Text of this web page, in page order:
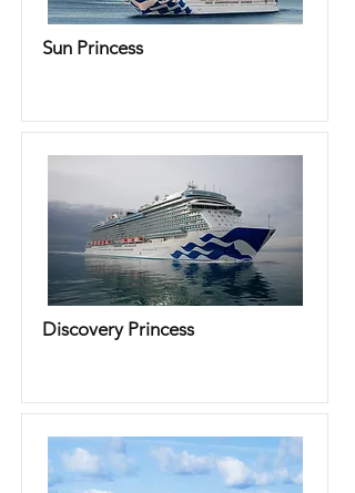
Sun Princess
Discovery Princess